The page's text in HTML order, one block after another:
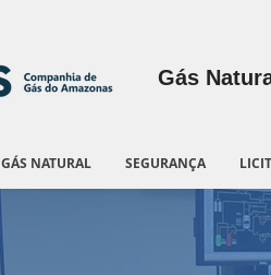
Gás
GÁS NATURAL SEGURANÇA